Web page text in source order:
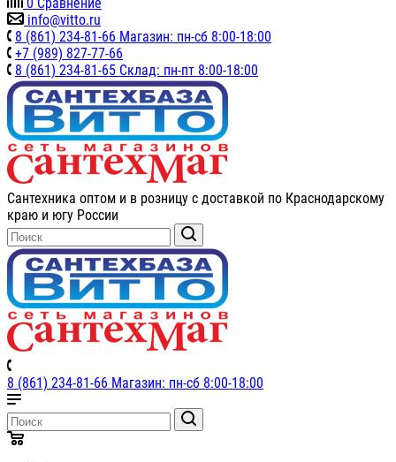
info@vitto.ru
8 (861) 234-81-66 Магазин: пн-сб 8:00-18:00
+7 (989) 827-77-66
8 (861) 234-81-65 Склад: пн-пт 8:00-18:00
Сантехника оптом и в розницу с доставкой по Краснодарскому
краю и югу России
8 (861) 234-81-66 Магазин: пн-сб 8:00-18:00